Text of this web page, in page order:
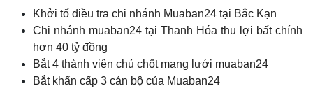
Việc làm
Biển đảo
Khởi tố điều tra chi nhánh Muaban24 tại Bắc Kạn
Chi nhánh muaban24 tại Thanh Hóa thu lợi bất chính
hơn 40 tỷ đồng
Bắt 4 thành viên chủ chốt mạng lưới muaban24
Bắt khẩn cấp 3 cán bộ của Muaban24